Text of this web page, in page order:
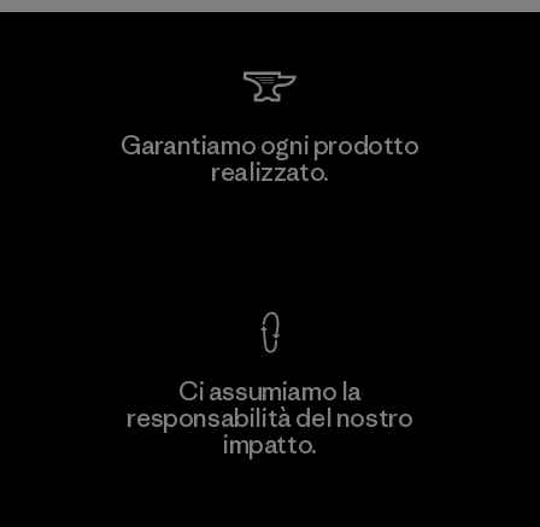
Scopri di più
MAS Active (Pvt) Ltd. - Asialine
Garantiamo ogni prodotto
realizzato.
Ci assumiamo la
responsabilità del nostro
impatto.